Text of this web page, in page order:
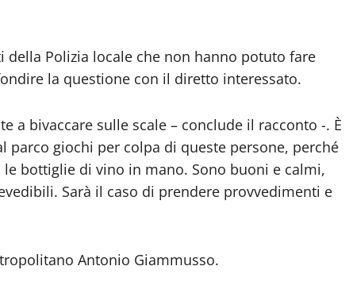
Polizia locale che non hanno potuto fare
la questione con il diretto interessato.
a bivaccare sulle scale – conclude il racconto -. È
giochi per colpa di queste persone, perché
bottiglie di vino in mano. Sono buoni e calmi,
Sarà il caso di prendere provvedimenti e
Antonio Giammusso.